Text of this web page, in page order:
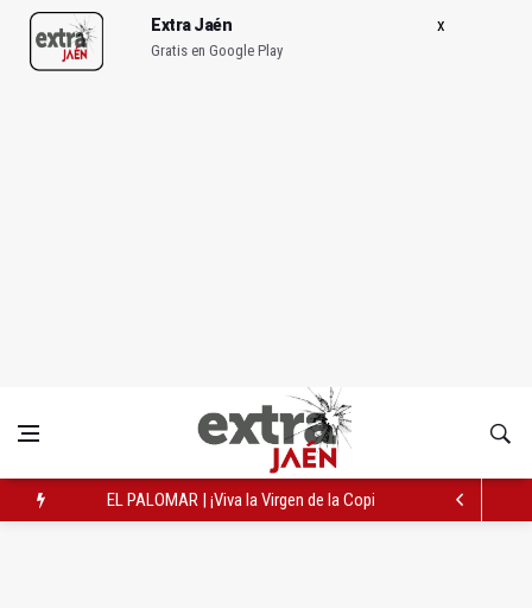
Extra Jaén
Gratis en Google Play
EL PALOMAR | ¡Viva la Virgen de la Copilla!